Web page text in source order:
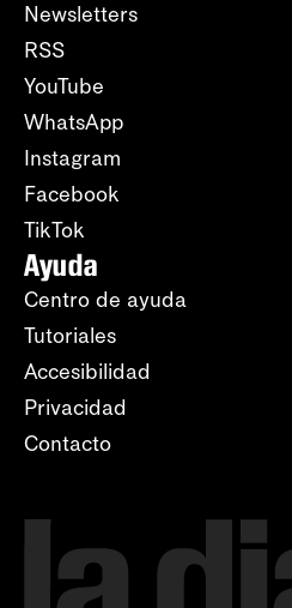
Newsletters
RSS
YouTube
WhatsApp
Instagram
Facebook
TikTok
Ayuda
Centro de ayuda
Tutoriales
Accesibilidad
Privacidad
Contacto